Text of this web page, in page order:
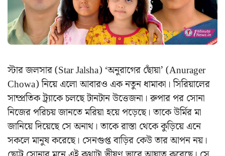
স্টার জলসার (Star Jalsha) ‘অনুরাগের ছোঁয়া’ (Anurager
Chowa) নিয়ে এলো আবারও এক নতুন ধামাকা। সিরিয়ালের
সাম্প্রতিক ট্র্যাকে চলছে টানটান উত্তেজনা। রুপার পর সোনা
নিজের পরিচয় জানতে মরিয়া হয়ে পড়েছে। তাকে উর্মির মা
জানিয়ে দিয়েছে সে অনাথ। তাকে রাস্তা থেকে কুড়িয়ে এনে
সকলে মানুষ করেছে। সেনগুপ্ত বাড়ির কেউ তার আপন নয়।